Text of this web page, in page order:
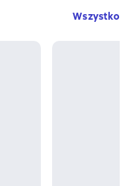
Wszystko